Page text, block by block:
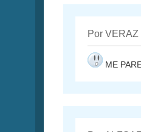
Por VERAZ
ME